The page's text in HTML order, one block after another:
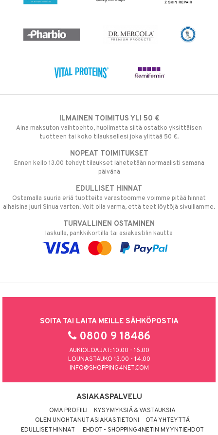
ILMAINEN TOIMITUS YLI 50 €
Aina maksuton vaihtoehto, huolimatta siitä ostatko yksittäisen
tuotteen tai koko tilauksellesi joka ylittää 50 €.
NOPEAT TOIMITUKSET
Ennen kello 13.00 tehdyt tilaukset lähetetään normaalisti samana
päivänä
EDULLISET HINNAT
Ostamalla suuria eriä tuotteita varastoomme voimme pitää hinnat
alhaisina juuri Sinua varten! Voit olla varma, että teet löytöjä sivuillamme.
TURVALLINEN OSTAMINEN
laskulla, pankkikortilla tai asiakastilin kautta
SOITA TAI LAITA MEILLE SÄHKÖPOSTIA
0800 9 18486
AUKIOLOAJAT: 10.00 - 16.00
LOUNASTAUKO 13.00 - 14.00
INFO@SHOPPING4NET.COM
ASIAKASPALVELU
OMA PROFIILI
KYSYMYKSIÄ & VASTAUKSIA
OLEN UNOHTANUT ASIAKASTIETONI
OTA YHTEYTTÄ
EDULLISET HINNAT
EHDOT - SHOPPING4NETIN MYYNTIEHDOT